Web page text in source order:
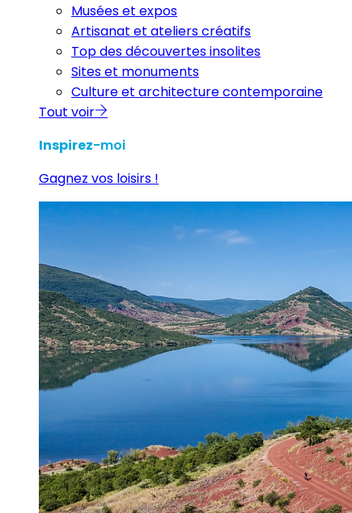
Musées et expos
Artisanat et ateliers créatifs
Top des découvertes insolites
Sites et monuments
Culture et architecture contemporaine
Tout voir
Inspirez-moi
Gagnez vos loisirs !